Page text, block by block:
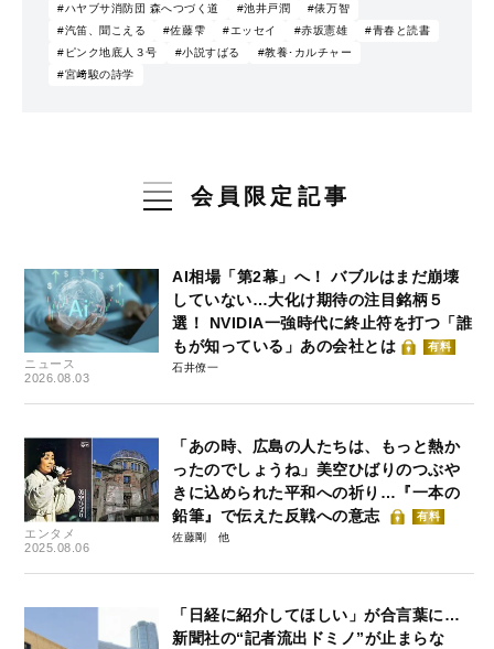
#ハヤブサ消防団 森へつづく道
#池井戸潤
#俵万智
#汽笛、聞こえる
#佐藤雫 #エッセイ #赤坂憲雄
#青春と読書
#ピンク地底人３号
#小説すばる
#教養･カルチャー
#宮﨑駿の詩学
会員限定記事
ニュース
2026.08.03
AI相場「第2幕」へ！ バブルはまだ崩壊
していない…大化け期待の注目銘柄５
選！ NVIDIA一強時代に終止符を打つ「誰
もが知っている」あの会社とは
有料
石井僚一
エンタメ
2025.08.06
「あの時、広島の人たちは、もっと熱か
ったのでしょうね」美空ひばりのつぶや
きに込められた平和への祈り…『一本の
鉛筆』で伝えた反戦への意志
有料
佐藤剛
「日経に紹介してほしい」が合言葉に…
新聞社の“記者流出ドミノ”が止まらな